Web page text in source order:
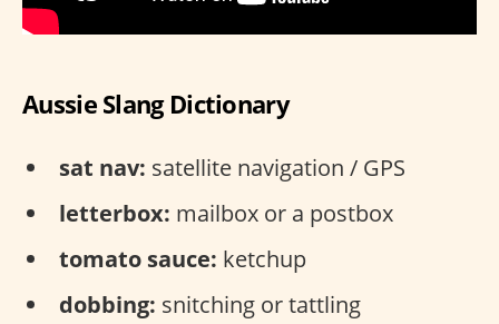
Aussie Slang Dictionary
sat nav: satellite navigation / GPS
letterbox: mailbox or a postbox
tomato sauce: ketchup
dobbing: snitching or tattling